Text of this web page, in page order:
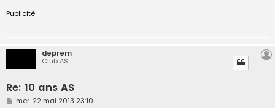
Publicité
deprem
Club AS
Re: 10 ans AS
M
mer. 22 mai 2013 23:10